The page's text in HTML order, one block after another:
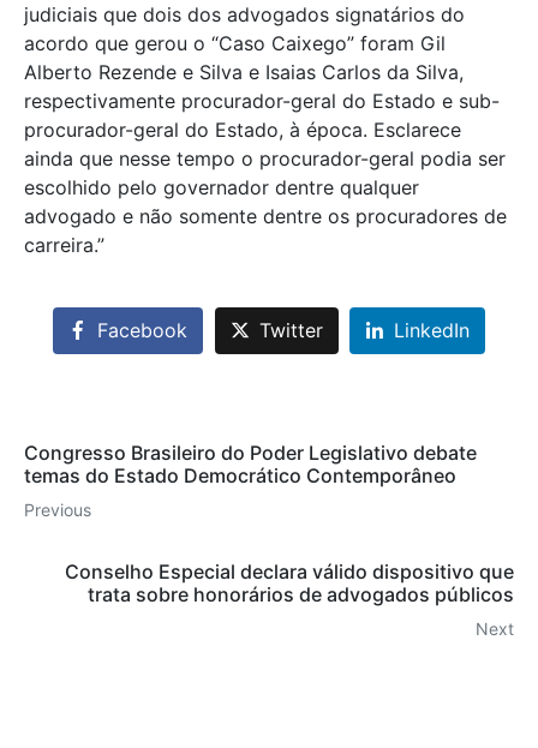
judiciais que dois dos advogados signatários do
acordo que gerou o “Caso Caixego” foram Gil
Alberto Rezende e Silva e Isaias Carlos da Silva,
respectivamente procurador-geral do Estado e sub-
procurador-geral do Estado, à época. Esclarece
ainda que nesse tempo o procurador-geral podia ser
escolhido pelo governador dentre qualquer
advogado e não somente dentre os procuradores de
carreira.”
Facebook Twitter LinkedIn
Congresso Brasileiro do Poder Legislativo debate
temas do Estado Democrático Contemporâneo
Previous
Conselho Especial declara válido dispositivo que
trata sobre honorários de advogados públicos
Next